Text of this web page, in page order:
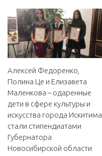
Алексей Федоренко,
Полина Це и Елизавета
Маленкова – одаренные
дети в сфере культуры и
искусства города Искитима
стали стипендиатами
Губернатора
Новосибирской области